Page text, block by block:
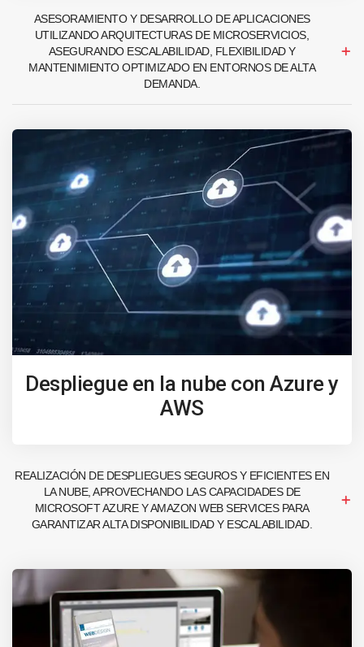
ASESORAMIENTO Y DESARROLLO DE APLICACIONES
UTILIZANDO ARQUITECTURAS DE MICROSERVICIOS,
ASEGURANDO ESCALABILIDAD, FLEXIBILIDAD Y
MANTENIMIENTO OPTIMIZADO EN ENTORNOS DE ALTA
DEMANDA.
Despliegue en la nube con Azure y
AWS
REALIZACIÓN DE DESPLIEGUES SEGUROS Y EFICIENTES EN
LA NUBE, APROVECHANDO LAS CAPACIDADES DE
MICROSOFT AZURE Y AMAZON WEB SERVICES PARA
GARANTIZAR ALTA DISPONIBILIDAD Y ESCALABILIDAD.